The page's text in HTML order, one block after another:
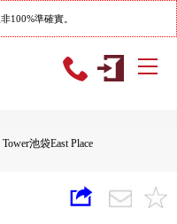
100%準確實。
Tower池袋East Place